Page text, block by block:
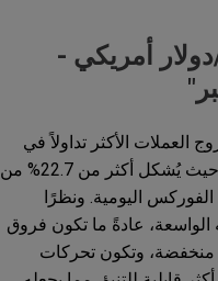
أمريكي -
العملات الأكثر تداولاً في
العالم، حيث يُشكل أكثر من 22.7% من
الفوركس اليومية. ونظرًا
الواسعة، عادةً ما تكون فروق
منخفضة، وتكون تحركات